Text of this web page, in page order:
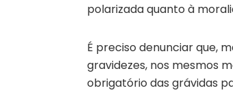
polarizada quanto à
É preciso denunciar que,
gravidezes, nos mesmos
obrigatório das grávidas